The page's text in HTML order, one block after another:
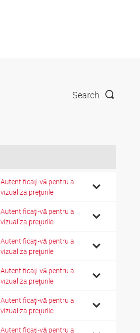
Search
Autentificaţi-vă pentru a
vizualiza preţurile
Autentificaţi-vă pentru a
vizualiza preţurile
Autentificaţi-vă pentru a
vizualiza preţurile
Autentificaţi-vă pentru a
vizualiza preţurile
Autentificaţi-vă pentru a
vizualiza preţurile
Autentificaţi-vă pentru a